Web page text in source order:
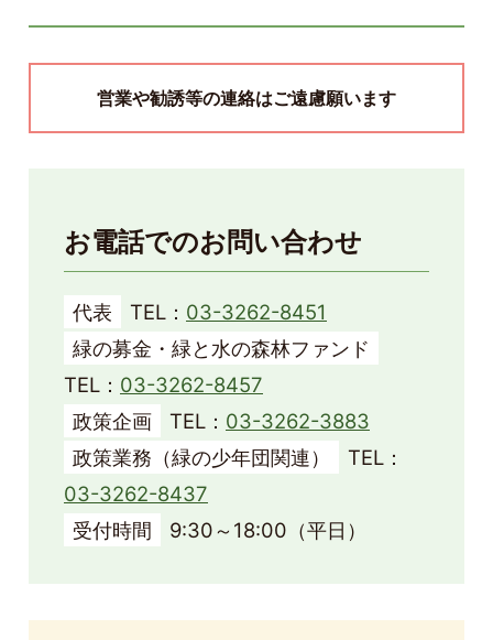
営業や勧誘等の連絡はご遠慮願います
お電話でのお問い合わせ
代表 TEL： 03-3262-8451
緑の募金・緑と水の森林ファンド
TEL： 03-3262-8457
政策企画
TEL： 03-3262-3883
政策業務（緑の少年団関連）
TEL：
03-3262-8437
受付時間
9:30～18:00（平日）